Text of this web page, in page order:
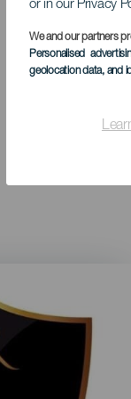
or in our Privacy
We and our partners
Personalised
geolocation data, and